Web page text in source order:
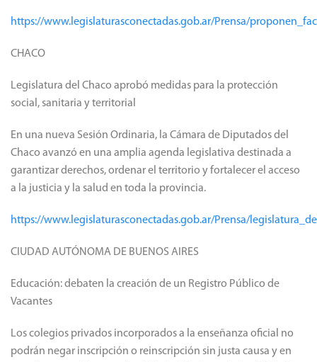
https://www.legislaturasconectadas.gob.ar/Prensa/
CHACO
Legislatura del Chaco aprobó medidas para la protección
social, sanitaria y territorial
En una nueva Sesión Ordinaria, la Cámara de Diputados del
Chaco avanzó en una amplia agenda legislativa destinada a
garantizar derechos, ordenar el territorio y fortalecer el acceso
a la justicia y la salud en toda la provincia.
https://www.legislaturasconectadas.gob.ar/Prensa/
CIUDAD AUTÓNOMA DE BUENOS AIRES
Educación: debaten la creación de un Registro Público de
Vacantes
Los colegios privados incorporados a la enseñanza oficial no
podrán negar inscripción o reinscripción sin justa causa y en